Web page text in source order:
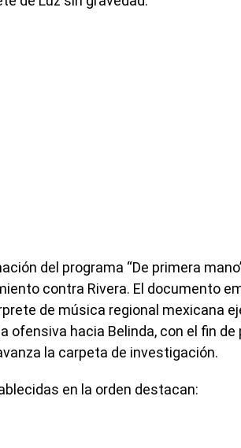
del programa “De primera
contra Rivera. El documento
de música regional mexicana
ofensiva hacia Belinda, con el fin
la carpeta de investigación.
en la orden destacan: